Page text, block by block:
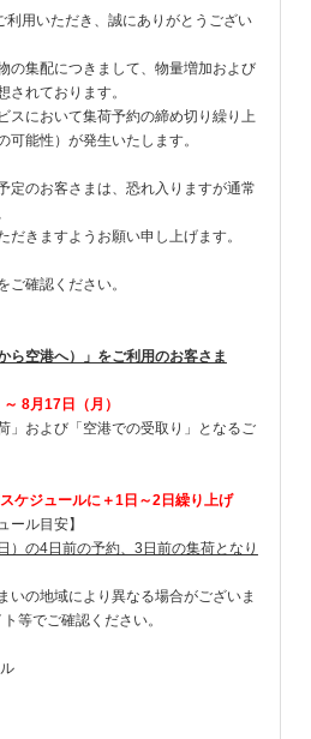
利用いただき、誠にありがとうござい
の集配につきまして、物量増加および
されております。
スにおいて集荷予約の締め切り繰り上
能性）が発生いたします。
定のお客さまは、恐れ入りますが通常
だきますようお願い申し上げます。
ご確認ください。
ら空港へ）」をご利用のお客さま
8月17日（月）
よび「空港での受取り」となるご
ケジュールに＋1日～2日繰り上げ
ジュール目安】
）の4日前の予約、3日前の集荷となり
域により異なる場合がございま
等でご確認ください。